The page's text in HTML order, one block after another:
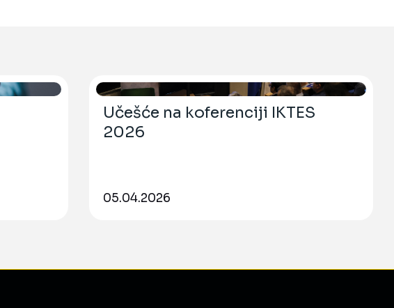
Učešće na koferenciji IKTES
2026
05.04.2026